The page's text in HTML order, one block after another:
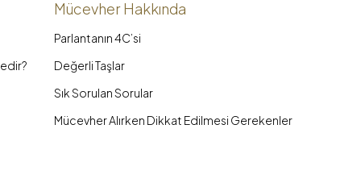
Mücevher Hakkında
Parlantanın 4C’si
Değerli Taşlar
Sık Sorulan Sorular
Mücevher Alırken Dikkat Edilmesi Gerekenler